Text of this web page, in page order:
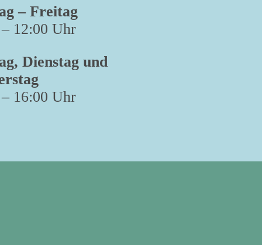
– Freitag
12:00 Uhr
Dienstag und
16:00 Uhr